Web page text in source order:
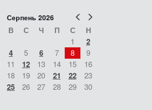
Попер
Серпень 2026
В С Ч П С Н
1 2
4 5 6 7 8
9
11 12 13 14 15
16
18 19 20 21 22
23
25 26 27 28 29
30